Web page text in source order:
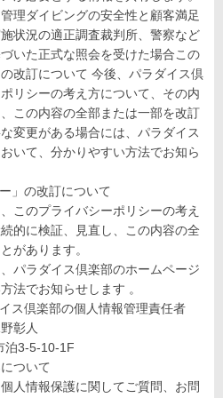
理ダイビングの安全性と顧客満足
状況の適正調査裁判所、警察など
いた正式な照会を受けた場合この
改訂について 今後、パラダイス倶
リシーの考え方について、その内
この内容の全部または一部を改訂
変更がある場合には、パラダイス
いて、分かりやすい方法でお知ら
」の改訂について
このプライバシーポリシーの考え
的に検証、見直し、この内容の全
があります。
パラダイス倶楽部のホームページ
法でお知らせします 。
ス倶楽部の個人情報管理責任者
彰人
3-5-10-1F
ついて
人情報保護に関してご質問、お問